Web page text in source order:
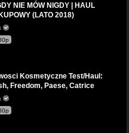
NIE MÓW NIGDY | HAUL
(LATO 2018)
Kosmetyczne Test/Haul:
Freedom, Paese, Catrice